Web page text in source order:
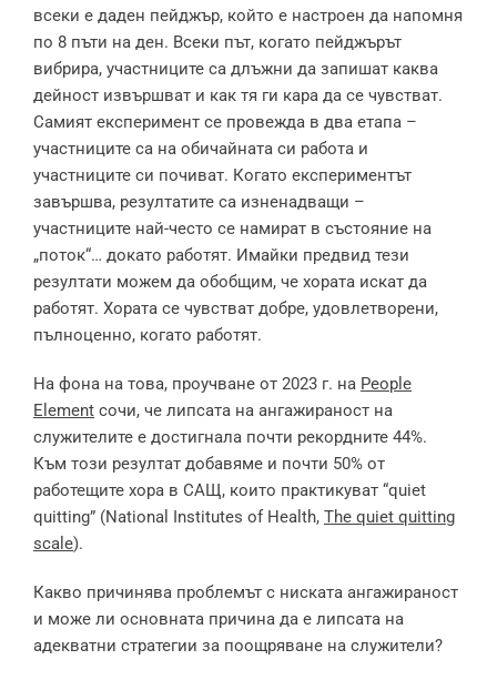
всеки е даден пейджър, който е настроен да напомня
по 8 пъти на ден. Всеки път, когато пейджърът
вибрира, участниците са длъжни да запишат каква
дейност извършват и как тя ги кара да се чувстват.
Самият експеримент се провежда в два етапа –
участниците са на обичайната си работа и
участниците си почиват. Когато експериментът
завършва, резултатите са изненадващи –
участниците най-често се намират в състояние на
„поток“… докато работят. Имайки предвид тези
резултати можем да обобщим, че хората искат да
работят. Хората се чувстват добре, удовлетворени,
пълноценно, когато работят.
На фона на това, проучване от 2023 г. на People
Element сочи, че липсата на ангажираност на
служителите е достигнала почти рекордните 44%.
Към този резултат добавяме и почти 50% от
работещите хора в САЩ, които практикуват “quiet
quitting” (National Institutes of Health, The quiet quitting
scale).
Какво причинява проблемът с ниската ангажираност
и може ли основната причина да е липсата на
адекватни стратегии за поощряване на служители?